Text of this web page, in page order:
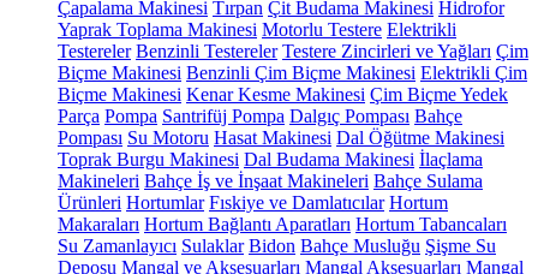
Çapalama Makinesi Tırpan Çit Budama Makinesi Hidrofor
Yaprak Toplama Makinesi Motorlu Testere Elektrikli
Testereler Benzinli Testereler Testere Zincirleri ve Yağları Çim
Biçme Makinesi Benzinli Çim Biçme Makinesi Elektrikli Çim
Biçme Makinesi Kenar Kesme Makinesi Çim Biçme Yedek
Parça Pompa Santrifüj Pompa Dalgıç Pompası Bahçe
Pompası Su Motoru Hasat Makinesi Dal Öğütme Makinesi
Toprak Burgu Makinesi Dal Budama Makinesi İlaçlama
Makineleri Bahçe İş ve İnşaat Makineleri Bahçe Sulama
Ürünleri Hortumlar Fıskiye ve Damlatıcılar Hortum
Makaraları Hortum Bağlantı Aparatları Hortum Tabancaları
Su Zamanlayıcı Sulaklar Bidon Bahçe Musluğu Şişme Su
Deposu Mangal ve Aksesuarları Mangal Aksesuarları Mangal